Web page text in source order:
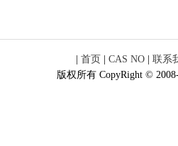
首页 CAS NO
联系
版权所有 CopyRight ©